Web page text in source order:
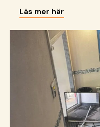
delaktighet,
framtidsdrömmar.
Läs mer här